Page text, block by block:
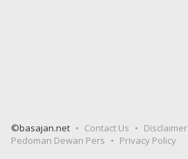
©basajan.net Contact Us
Disclaimer
Pedoman Dewan Pers
Privacy Policy